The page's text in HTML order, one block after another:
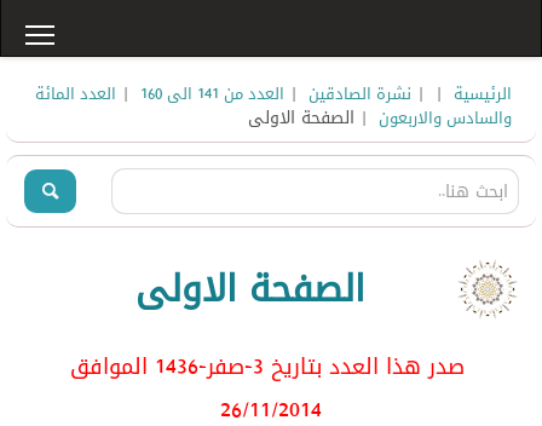
الرئيسية |
| نشرة الصادقين | العدد من 141 الى 160 | العدد المائة
والسادس والاربعون | الصفحة الاولى
الصفحة الاولى
صدر هذا العدد بتاريخ 3-صفر-1436 الموافق
26/11/2014